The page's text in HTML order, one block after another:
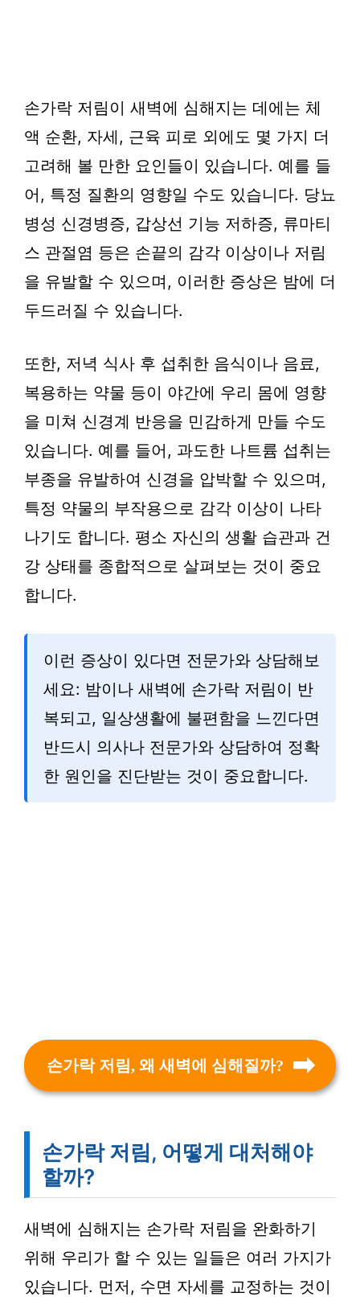
손가락 저림이 새벽에 심해지는 데에는 체
액 순환, 자세, 근육 피로 외에도 몇 가지 더
고려해 볼 만한 요인들이 있습니다. 예를 들
어, 특정 질환의 영향일 수도 있습니다. 당뇨
병성 신경병증, 갑상선 기능 저하증, 류마티
스 관절염 등은 손끝의 감각 이상이나 저림
을 유발할 수 있으며, 이러한 증상은 밤에 더
두드러질 수 있습니다.
또한, 저녁 식사 후 섭취한 음식이나 음료,
복용하는 약물 등이 야간에 우리 몸에 영향
을 미쳐 신경계 반응을 민감하게 만들 수도
있습니다. 예를 들어, 과도한 나트륨 섭취는
부종을 유발하여 신경을 압박할 수 있으며,
특정 약물의 부작용으로 감각 이상이 나타
나기도 합니다. 평소 자신의 생활 습관과 건
강 상태를 종합적으로 살펴보는 것이 중요
합니다.
이런 증상이 있다면 전문가와 상담해보
세요: 밤이나 새벽에 손가락 저림이 반
복되고, 일상생활에 불편함을 느낀다면
반드시 의사나 전문가와 상담하여 정확
한 원인을 진단받는 것이 중요합니다.
손가락 저림, 왜 새벽에 심해질까?
손가락 저림, 어떻게 대처해야
할까?
새벽에 심해지는 손가락 저림을 완화하기
위해 우리가 할 수 있는 일들은 여러 가지가
있습니다. 먼저, 수면 자세를 교정하는 것이